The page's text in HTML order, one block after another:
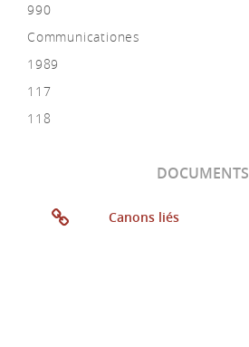
990
Communicationes
1989
117
118
DOCUMENTS
Canons liés